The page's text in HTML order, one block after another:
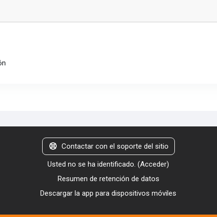
Contactar con el soporte del sitio
Usted no se ha identificado. (Acceder)
Resumen de retención de datos
Descargar la app para dispositivos móviles